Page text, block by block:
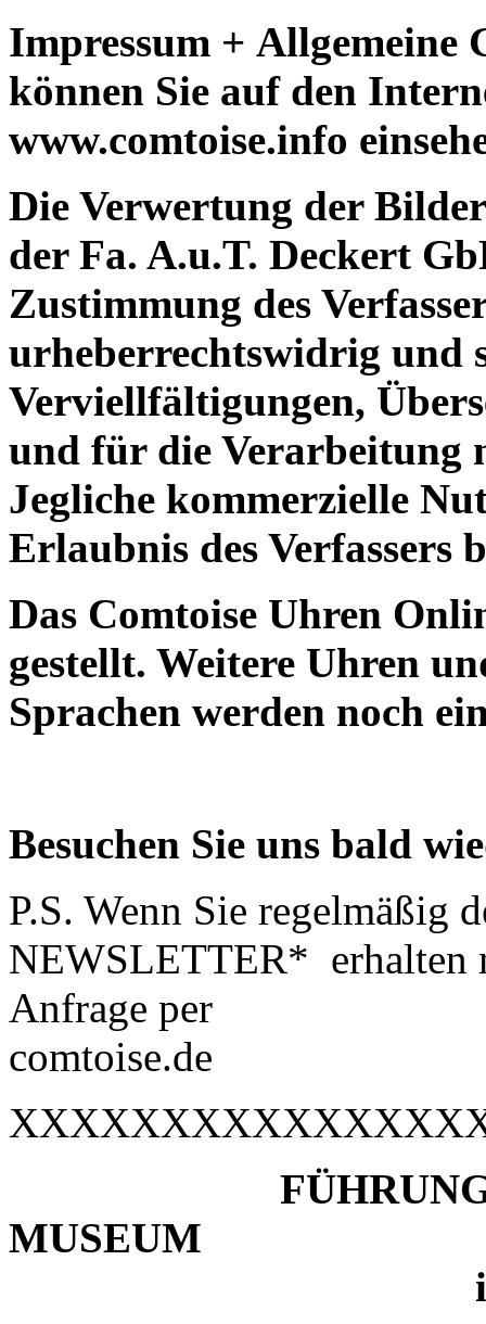
Impressum + Allgemeine
können Sie auf den
www.comtoise.info
Die Verwertung der
der Fa. A.u.T. Deckert
Zustimmung des
urheberrechtswidrig und
Verviellfältigungen,
und für die Verarbeitung
Jegliche kommerzielle
Erlaubnis des Verfassers
Das Comtoise Uhren
gestellt. Weitere Uhren
Sprachen werden noch
Besuchen Sie uns bald
P.S. Wenn Sie regelmäßig
NEWSLETTER* erhalten
Anfrage per e-
comtoise.de
MUSEUM
im